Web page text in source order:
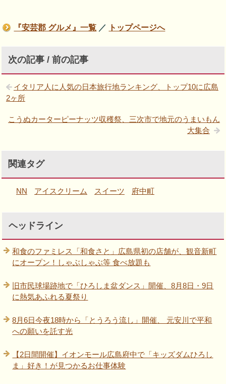
『安芸郡 グルメ』一覧 ／ トップページへ
次の記事 / 前の記事
イタリア人に人気の日本旅行地ランキング、トップ10に広島
2ヶ所
こうぬカーターピーナッツ収穫祭、三次市で地元のうまいもん
大集合
関連タグ
NN アイスクリーム スイーツ 府中町
ヘッドライン
和食のファミレス「和食さと」広島県初の店舗が、観音新町
にオープン！しゃぶしゃぶ等 食べ放題も
旧市民球場跡地で「ひろしま盆ダンス」開催、8月8日・9日
に熱気あふれる夏祭り
8月6日今夜18時から「とうろう流し」開催、 元安川で平和
への願いを託す光
【2日間開催】イオンモール広島府中で「キッズダムひろし
ま」好き！が見つかるお仕事体験